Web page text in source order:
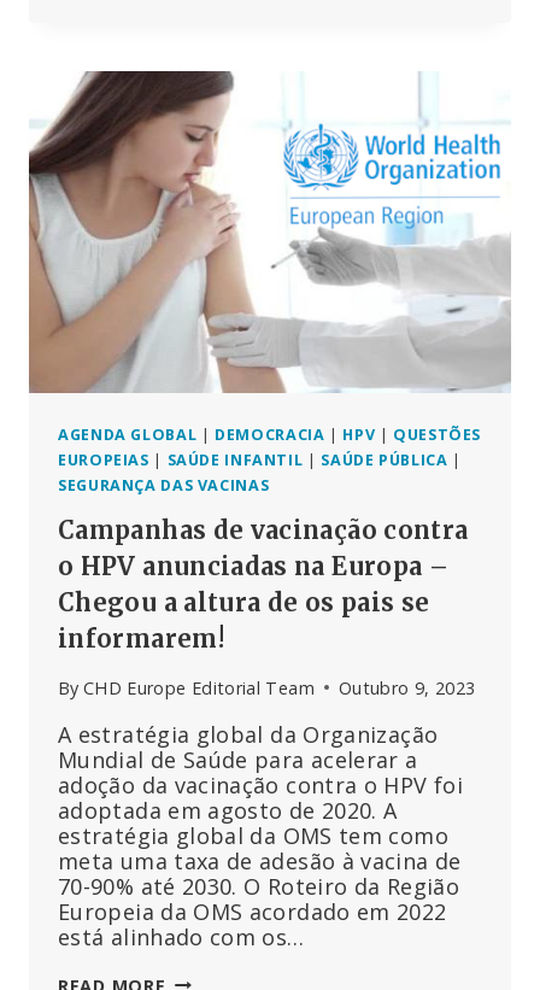
PORQUE
É
QUE
TAXAS
DE
NATALIDADE
SUECAS
ESTÃO
A
CAIR
PIQUE?
AGENDA GLOBAL | DEMOCRACIA | HPV | QUESTÕES
EUROPEIAS | SAÚDE INFANTIL | SAÚDE PÚBLICA |
SEGURANÇA DAS VACINAS
Campanhas de vacinação contra
o HPV anunciadas na Europa –
Chegou a altura de os pais se
informarem!
By CHD Europe Editorial Team Outubro 9, 2023
A estratégia global da Organização
Mundial de Saúde para acelerar a
adoção da vacinação contra o HPV foi
adoptada em agosto de 2020. A
estratégia global da OMS tem como
meta uma taxa de adesão à vacina de
70-90% até 2030. O Roteiro da Região
Europeia da OMS acordado em 2022
está alinhado com os…
READ MORE CAMPANHAS